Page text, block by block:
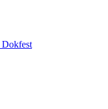
Dokfest